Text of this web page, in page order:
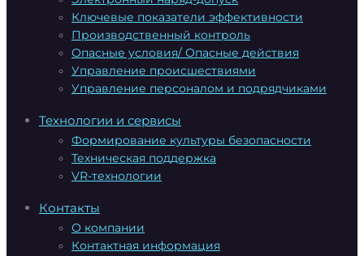
Ключевые показатели эффективности
Производственный контроль
Опасные условия/ Опасные действия
Управление происшествиями
Управление персоналом и подрядчиками
Технологии и сервисы
Формирование культуры безопасности
Техническая поддержка
VR-технологии
Контакты
О компании
Контактная информация